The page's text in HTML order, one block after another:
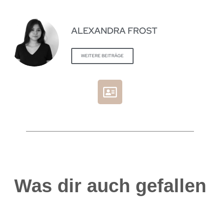
ALEXANDRA FROST
WEITERE BEITRÄGE
Was dir auch gefallen